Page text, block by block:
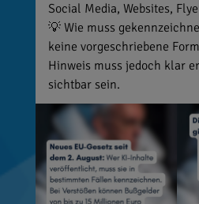
Social Media, Websites,
💡 Wie muss
keine vorgeschriebene
Hinweis muss jedoch klar
sichtbar sein.